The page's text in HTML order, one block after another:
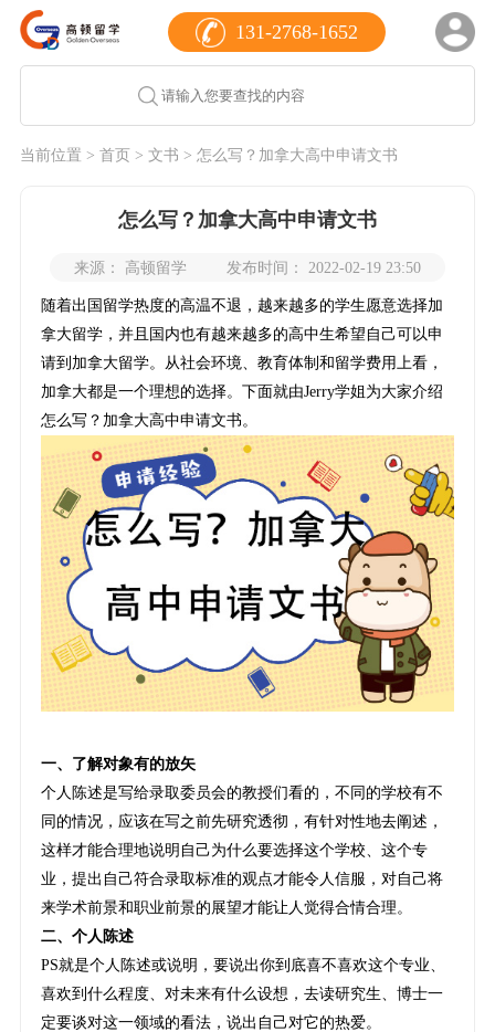
131-2768-1652
当前位置 > 首页 > 文书 > 怎么写？加拿大高中申请文书
怎么写？加拿大高中申请文书
来源： 高顿留学 发布时间： 2022-02-19 23:50
随着出国留学热度的高温不退，越来越多的学生愿意选择加
拿大留学，并且国内也有越来越多的高中生希望自己可以申
请到加拿大留学。从社会环境、教育体制和留学费用上看，
加拿大都是一个理想的选择。下面就由Jerry学姐为大家介绍
怎么写？加拿大高中申请文书。
一、了解对象有的放矢
个人陈述是写给录取委员会的教授们看的，不同的学校有不
同的情况，应该在写之前先研究透彻，有针对性地去阐述，
这样才能合理地说明自己为什么要选择这个学校、这个专
业，提出自己符合录取标准的观点才能令人信服，对自己将
来学术前景和职业前景的展望才能让人觉得合情合理。
二、个人陈述
PS就是个人陈述或说明，要说出你到底喜不喜欢这个专业、
喜欢到什么程度、对未来有什么设想，去读研究生、博士一
定要谈对这一领域的看法，说出自己对它的热爱。